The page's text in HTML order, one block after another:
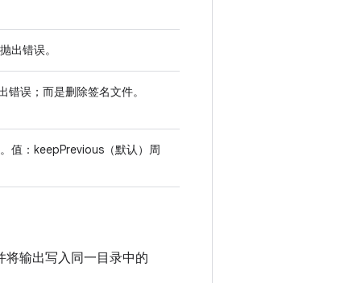
出错误。
误；而是删除签名文件。
值：keepPrevious（默认）周
将输出写入同一目录中的